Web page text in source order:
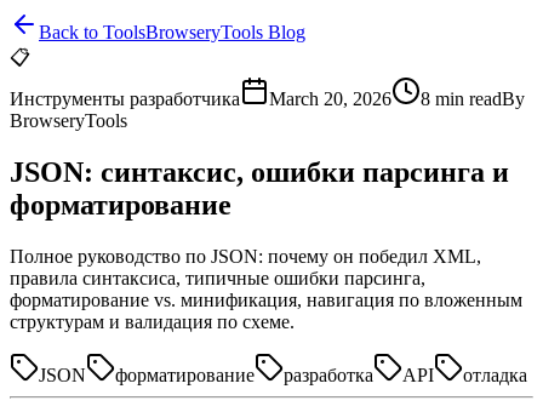
Back to ToolsBrowseryTools Blog
📋
Инструменты разработчика
March 20, 2026 8 min readBy
BrowseryTools
JSON: синтаксис, ошибки парсинга и
форматирование
Полное руководство по JSON: почему он победил XML,
правила синтаксиса, типичные ошибки парсинга,
форматирование vs. минификация, навигация по вложенным
структурам и валидация по схеме.
JSON форматирование разработка API отладка